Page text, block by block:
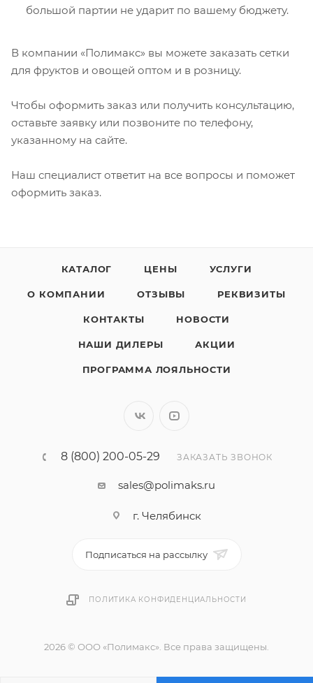
большой партии не ударит по вашему бюджету.
В компании «Полимакс» вы можете заказать сетки
для фруктов и овощей оптом и в розницу.
Чтобы оформить заказ или получить консультацию,
оставьте заявку или позвоните по телефону,
указанному на сайте.
Наш специалист ответит на все вопросы и поможет
оформить заказ.
КАТАЛОГ ЦЕНЫ УСЛУГИ
О КОМПАНИИ ОТЗЫВЫ РЕКВИЗИТЫ
КОНТАКТЫ НОВОСТИ
НАШИ ДИЛЕРЫ АКЦИИ
ПРОГРАММА ЛОЯЛЬНОСТИ
8 (800) 200-05-29 ЗАКАЗАТЬ ЗВОНОК
sales@polimaks.ru
г. Челябинск
Подписаться на рассылку
ПОЛИТИКА КОНФИДЕНЦИАЛЬНОСТИ
2026 © ООО «Полимакс». Все права защищены.